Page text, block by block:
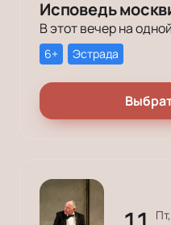
Исповедь
6+ Эстрада